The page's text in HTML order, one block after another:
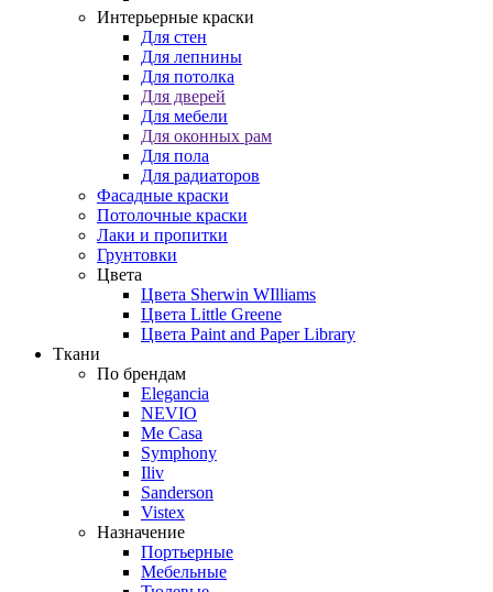
Интерьерные краски
Для стен
Для лепнины
Для потолка
Для дверей
Для мебели
Для оконных рам
Для пола
Для радиаторов
Фасадные краски
Потолочные краски
Лаки и пропитки
Грунтовки
Цвета
Цвета Sherwin WIlliams
Цвета Little Greene
Цвета Paint and Paper Library
Ткани
По брендам
Elegancia
NEVIO
Me Casa
Symphony
Iliv
Sanderson
Vistex
Назначение
Портьерные
Мебельные